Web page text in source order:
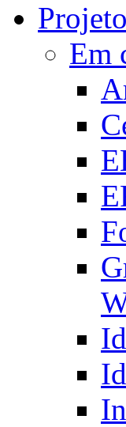
Em